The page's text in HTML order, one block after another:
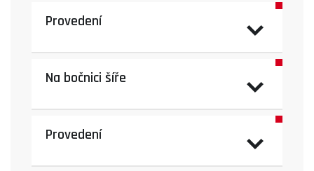
Provedení
Na bočnici šíře
Provedení